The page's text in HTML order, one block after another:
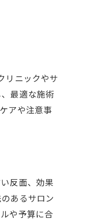
リニックやサ
最適な施術
アや注意事
反面、効果
あるサロン
や予算に合